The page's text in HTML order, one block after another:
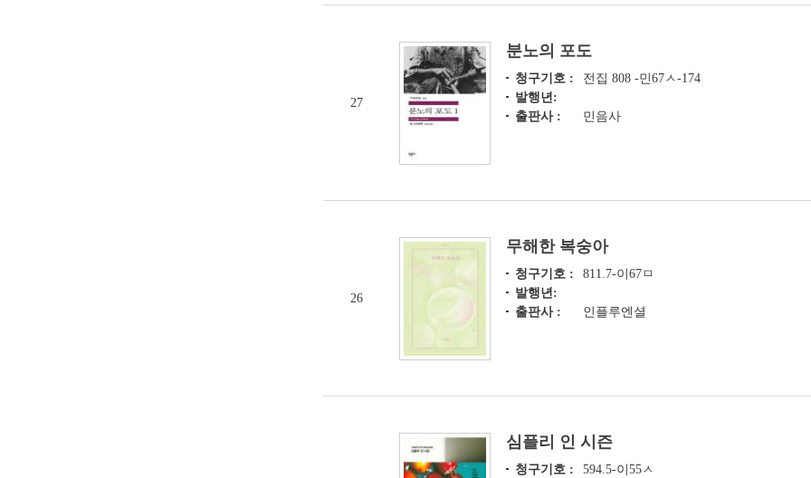
27
분노의 포도
청구기호 :
전집 808 -민67ㅅ-174
발행년:
출판사 :
민음사
26
무해한 복숭아
청구기호 :
811.7-이67ㅁ
발행년:
출판사 :
인플루엔셜
심플리 인 시즌
청구기호 :
594.5-이55ㅅ